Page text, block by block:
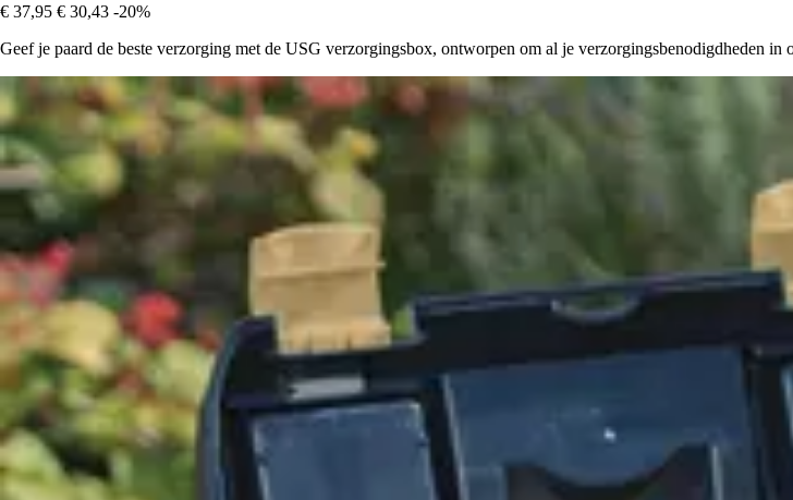
€ 37,95 € 30,43 -20%
Geef je paard de beste verzorging met de USG verzorgingsbox, ontworpen om al je verzorgingsbenodigdheden in